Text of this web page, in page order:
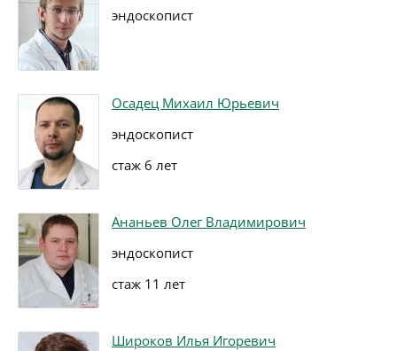
эндоскопист
Осадец Михаил Юрьевич
эндоскопист
стаж 6 лет
Ананьев Олег Владимирович
эндоскопист
стаж 11 лет
Широков Илья Игоревич